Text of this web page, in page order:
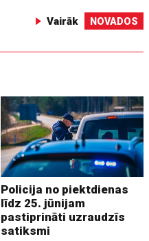
Vairāk NOVADOS
Policija no piektdienas
līdz 25. jūnijam
pastiprināti uzraudzīs
satiksmi